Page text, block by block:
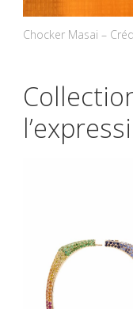
Chocker Masai –